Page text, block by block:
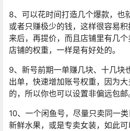
8、可以花时间打造几个爆款，也
或者只赚极少的钱，这样很容易
来后，再提价，而且店铺里有几
店铺的权重，一样是有好处的。
9、新号前期一单赚几块、十几块
出单，快速增加账号权重，因为
的，所以你也可以设置非偏远包邮
10、一个闲鱼号，尽量只卖同一
新鲜水果，或是专卖女装，如此可